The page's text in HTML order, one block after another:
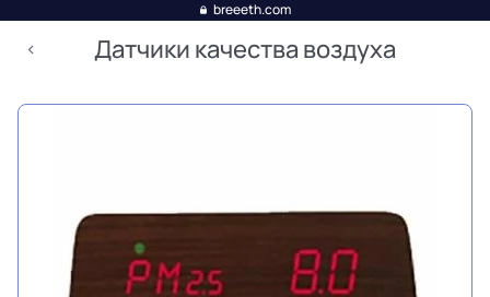
breeeth.com
Датчики качества воздуха